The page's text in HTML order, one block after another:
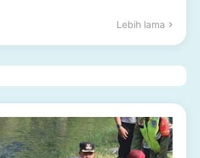
Lebih lama